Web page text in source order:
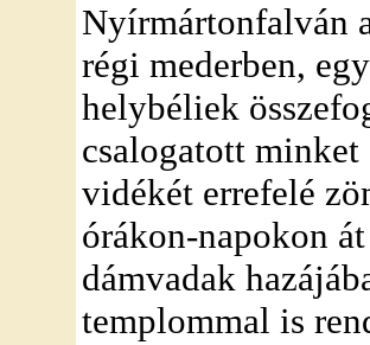
Nyírmártonfalván
régi mederben,
helybéliek
csalogatott
vidékét errefelé
órákon-napokon
dámvadak
templommal is